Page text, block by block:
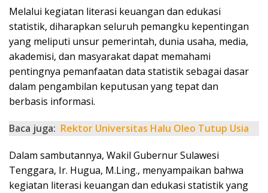
Melalui kegiatan literasi keuangan dan edukasi
statistik, diharapkan seluruh pemangku kepentingan
yang meliputi unsur pemerintah, dunia usaha, media,
akademisi, dan masyarakat dapat memahami
pentingnya pemanfaatan data statistik sebagai dasar
dalam pengambilan keputusan yang tepat dan
berbasis informasi.
Baca juga: Rektor Universitas Halu Oleo Tutup Usia
Dalam sambutannya, Wakil Gubernur Sulawesi
Tenggara, Ir. Hugua, M.Ling., menyampaikan bahwa
kegiatan literasi keuangan dan edukasi statistik yang